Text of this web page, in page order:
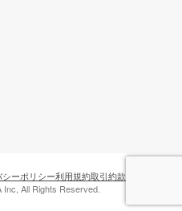
ーポリシー利用規約取引約款
All Rights Reserved.